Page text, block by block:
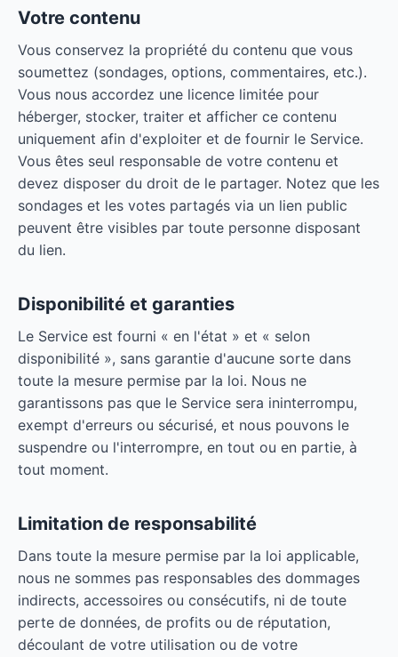
Votre contenu
Vous conservez la propriété du contenu que vous
soumettez (sondages, options, commentaires, etc.).
Vous nous accordez une licence limitée pour
héberger, stocker, traiter et afficher ce contenu
uniquement afin d'exploiter et de fournir le Service.
Vous êtes seul responsable de votre contenu et
devez disposer du droit de le partager. Notez que les
sondages et les votes partagés via un lien public
peuvent être visibles par toute personne disposant
du lien.
Disponibilité et garanties
Le Service est fourni « en l'état » et « selon
disponibilité », sans garantie d'aucune sorte dans
toute la mesure permise par la loi. Nous ne
garantissons pas que le Service sera ininterrompu,
exempt d'erreurs ou sécurisé, et nous pouvons le
suspendre ou l'interrompre, en tout ou en partie, à
tout moment.
Limitation de responsabilité
Dans toute la mesure permise par la loi applicable,
nous ne sommes pas responsables des dommages
indirects, accessoires ou consécutifs, ni de toute
perte de données, de profits ou de réputation,
découlant de votre utilisation ou de votre